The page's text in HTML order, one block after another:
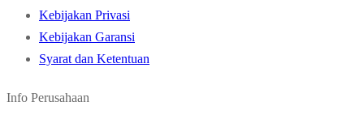
Kebijakan Privasi
Kebijakan Garansi
Syarat dan Ketentuan
Info Perusahaan